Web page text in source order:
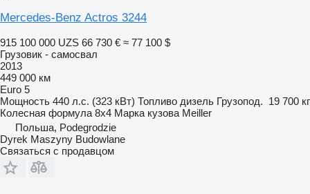
Mercedes-Benz Actros 3244
915 100 000 UZS 66 730 € ≈ 77 100 $
Грузовик - самосвал
2013
449 000 км
Euro 5
Мощность 440 л.с. (323 кВт) Топливо дизель Грузопод. 19 700 кг
Колесная формула 8x4 Марка кузова Meiller
Польша, Podegrodzie
Dyrek Maszyny Budowlane
Связаться с продавцом